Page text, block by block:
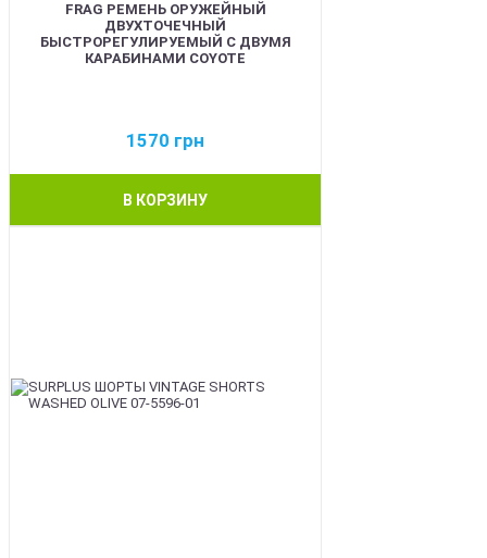
FRAG РЕМЕНЬ ОРУЖЕЙНЫЙ
ДВУХТОЧЕЧНЫЙ
БЫСТРОРЕГУЛИРУЕМЫЙ С ДВУМЯ
КАРАБИНАМИ COYOTE
1570 грн
В КОРЗИНУ